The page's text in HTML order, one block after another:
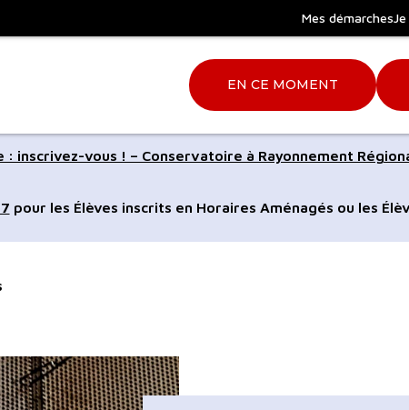
à
recherche
au
de
Mes démarches
EN CE MOMENT
inscrivez-vous ! – Conservatoire à Rayonnement
pour les Élèves inscrits en Horaires Aménagés ou les